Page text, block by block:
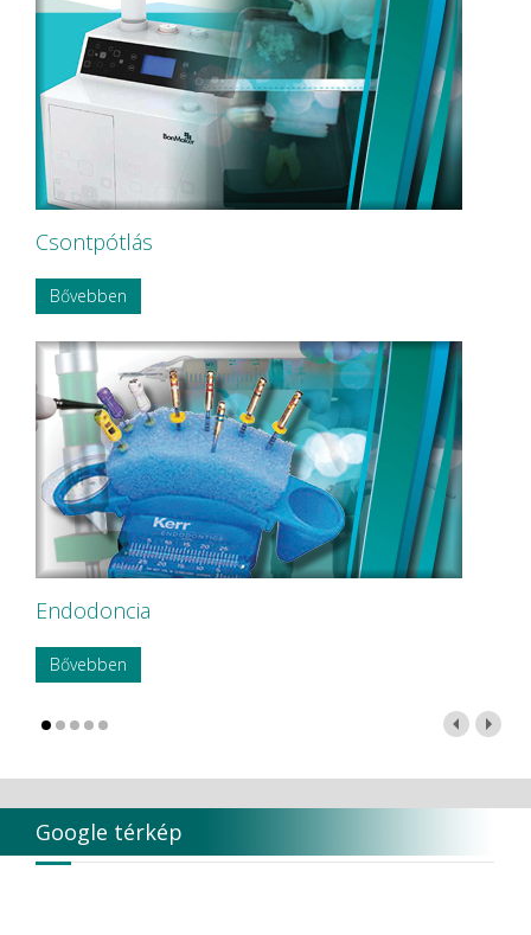
Csontpótlás
Bővebben
Endodoncia
Bővebben
Google térkép